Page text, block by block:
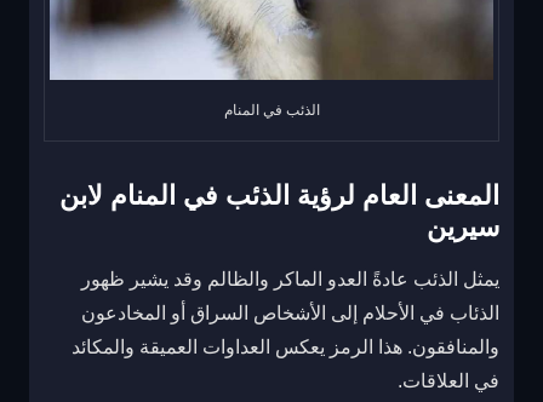
الذئب في المنام
المعنى العام لرؤية الذئب في المنام لابن
سيرين
يمثل الذئب عادةً العدو الماكر والظالم وقد يشير ظهور
الذئاب في الأحلام إلى الأشخاص السراق أو المخادعون
والمنافقون. هذا الرمز يعكس العداوات العميقة والمكائد
في العلاقات.